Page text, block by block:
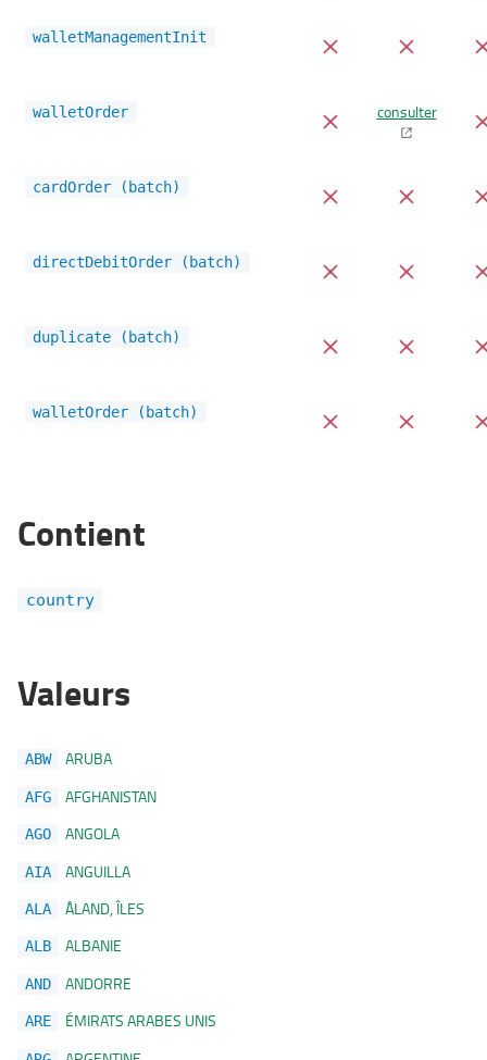
walletManagementInit
walletOrder consulter
cardOrder (batch)
directDebitOrder (batch)
duplicate (batch)
walletOrder (batch)
Contient
country
Valeurs
ABW ARUBA
AFG AFGHANISTAN
AGO ANGOLA
AIA ANGUILLA
ALA ÅLAND, ÎLES
ALB ALBANIE
AND ANDORRE
ARE ÉMIRATS ARABES UNIS